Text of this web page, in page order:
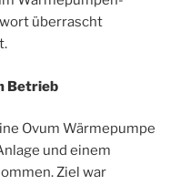
überrascht
Betrieb
Ovum Wärmepumpe
und einem
Ziel war